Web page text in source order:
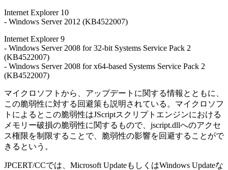
Internet Explorer 10
- Windows Server 2012 (KB4522007)
Internet Explorer 9
- Windows Server 2008 for 32-bit Systems Service Pack 2
(KB4522007)
- Windows Server 2008 for x64-based Systems Service Pack 2
(KB4522007)
マイクロソフトから、アップデートに関する情報とともに、
この脆弱性に対する回避策も説明されている。マイクロソフ
トによるとこの脆弱性はJScriptスクリプトエンジンにおける
メモリー破損の脆弱性に関するもので、jscript.dllへのアクセ
ス権限を制限することで、脆弱性の影響を回避することがで
きるという。
JPCERT/CCでは、Microsoft UpdateもしくはWindows Updateな